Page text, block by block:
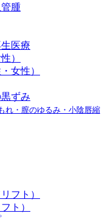
腫
医療
）
女性）
ずみ
れ・膣のゆるみ・小陰唇縮
フト）
ト）